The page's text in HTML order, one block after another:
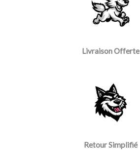
Livraison Offerte
Retour Simplifié